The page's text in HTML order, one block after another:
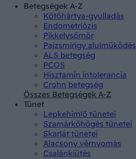
Betegségek A-Z
Kötőhártya-gyulladás
Endometriózis
Pikkelysömör
Pajzsmirigy alulműködés
ALS betegség
PCOS
Hisztamin intolerancia
Crohn betegség
Összes Betegségek A-Z
Tünet
Lepkehimlő tünetei
Szamárköhögés tünetei
Skarlát tünetei
Alacsony vérnyomás
Csalánkiütés